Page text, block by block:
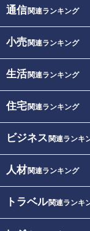
通信関連ランキング
小売関連ランキング
生活関連ランキング
住宅関連ランキング
ビジネス 関連ランキ
人材関連ランキング
トラベル関連ランキ